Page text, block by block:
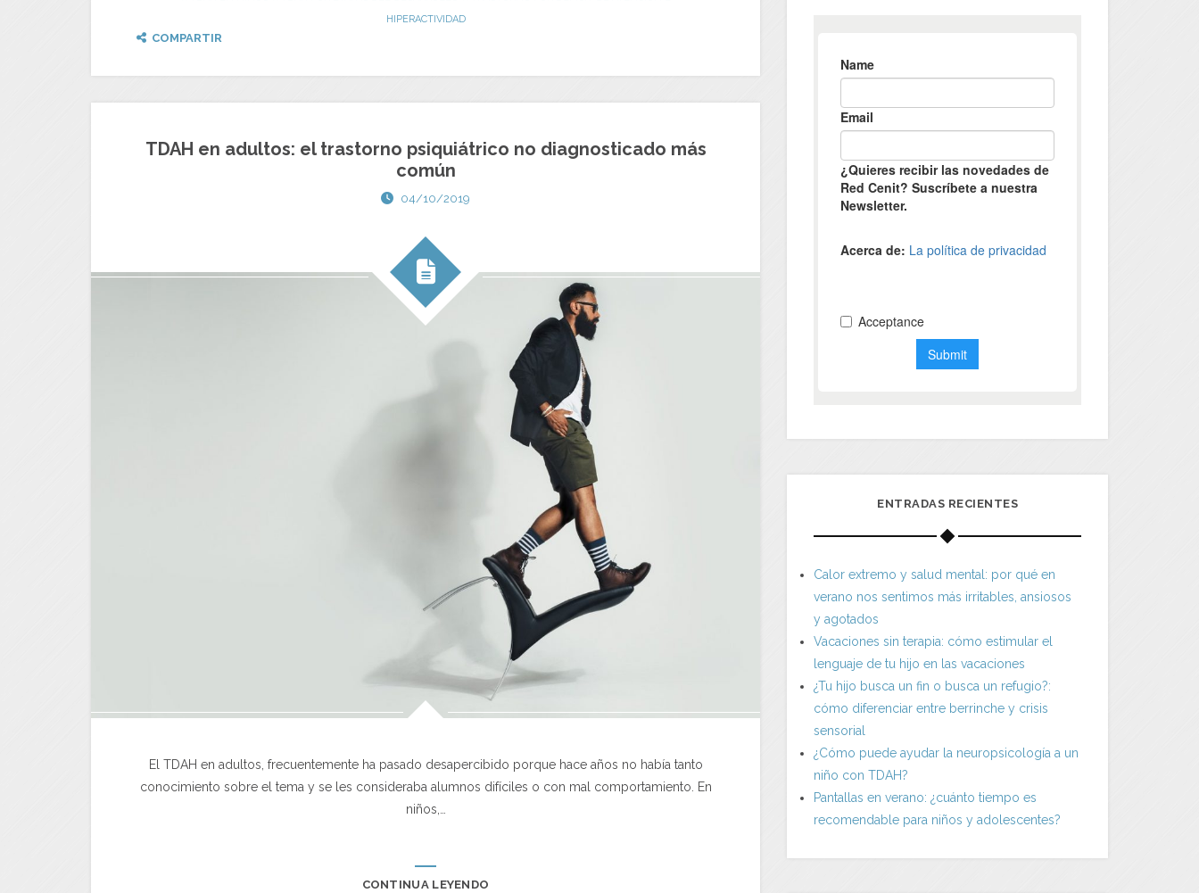
HIPERACTIVIDAD
COMPARTIR
TDAH en adultos: el trastorno psiquiátrico no diagnosticado más
común
04/10/2019
El TDAH en adultos, frecuentemente ha pasado desapercibido porque hace años no había tanto
conocimiento sobre el tema y se les consideraba alumnos difíciles o con mal comportamiento. En
niños,…
CONTINUA LEYENDO
ENTRADAS RECIENTES
Calor extremo y salud mental: por qué en
verano nos sentimos más irritables, ansiosos
y agotados
Vacaciones sin terapia: cómo estimular el
lenguaje de tu hijo en las vacaciones
¿Tu hijo busca un fin o busca un refugio?:
cómo diferenciar entre berrinche y crisis
sensorial
¿Cómo puede ayudar la neuropsicología a un
niño con TDAH?
Pantallas en verano: ¿cuánto tiempo es
recomendable para niños y adolescentes?